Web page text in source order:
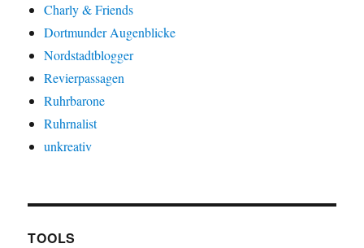
Charly & Friends
Dortmunder Augenblicke
Nordstadtblogger
Revierpassagen
Ruhrbarone
Ruhrnalist
unkreativ
TOOLS